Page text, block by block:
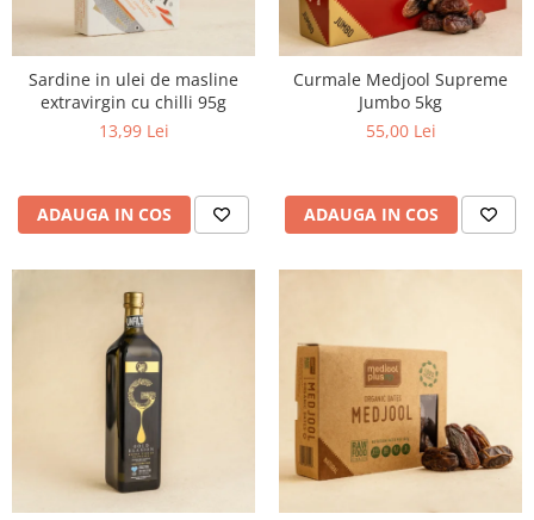
Sardine in ulei de masline
extravirgin cu chilli 95g
13,99 Lei
ADAUGA IN COS
Curmale Medjool Supreme
Jumbo 5kg
55,00 Lei
ADAUGA IN COS